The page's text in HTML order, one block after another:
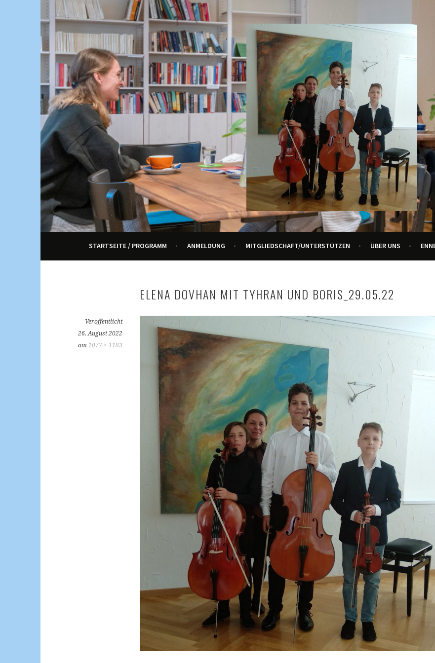
Springe
zum
Inhalt
ENNETRAUM – KULTURZENTRUM ENNETBADEN
KULTUR, KURSE UND VERANSTALTUNGEN FÜR ALLE GENERATIONEN
STARTSEITE / PROGRAMM ANMELDUNG MITGLIEDSCHAFT/UNTERSTÜTZEN ÜBER UNS
ELENA DOVHAN MIT TYHRAN UND BORIS_29.05.22
Veröffentlicht
26. August 2022
am 1077 × 1183